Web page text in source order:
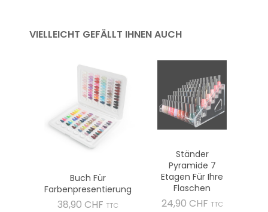
VIELLEICHT GEFÄLLT IHNEN AUCH
Buch Für
Farbenpresentierung
38,90 CHF Preis
TTC
Ständer
Pyramide 7
Etagen Für Ihre
Flaschen
24,90 CHF Preis
TTC